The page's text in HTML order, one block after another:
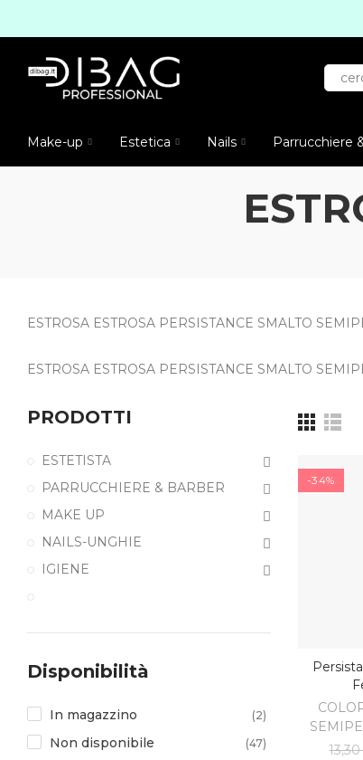
Make-up Estetica Nails Parrucchiere
ESTROSA ESTROSA PERSISTANCE SMALTO
ESTROSA ESTROSA PERSISTANCE SMALTO
-34%
PRODOTTI
ESTETISTA
PARRUCCHIERE & BARBER
MAKE UP
NAILS-UNGHIE
IGIENE
Disponibilità
In magazzino (2)
Non disponibile (47)